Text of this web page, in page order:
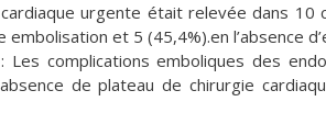
urgente était relevée dans
embolisation et 5 (45,4%).en l’absence
: Les complications emboliques des
de plateau de chirurgie